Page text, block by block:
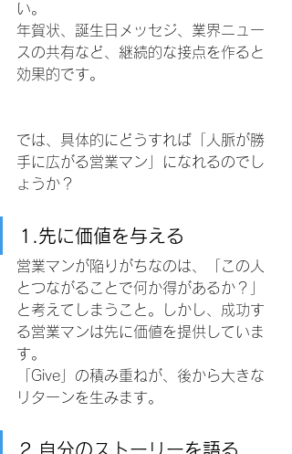
い。
年賀状、誕生日メッセジ、業界ニュー
スの共有など、継続的な接点を作ると
効果的です。
では、具体的にどうすれば「人脈が勝
手に広がる営業マン」になれるのでし
ょうか？
1.先に価値を与える
営業マンが陥りがちなのは、「この人
とつながることで何か得があるか？」
と考えてしまうこと。しかし、成功す
る営業マンは先に価値を提供していま
す。
「Give」の積み重ねが、後から大きな
リターンを生みます。
2.自分のストーリーを語る